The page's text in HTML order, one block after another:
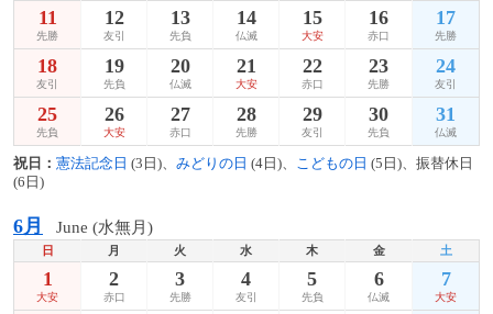
11
先勝
12
友引
13
先負
14
仏滅
15
大安
16
赤口
17
先勝
18
友引
19
先負
20
仏滅
21
大安
22
赤口
23
先勝
24
友引
25
先負
26
大安
27
赤口
28
先勝
29
友引
30
先負
31
仏滅
祝日： 憲法記念日 (3日)、 みどりの日 (4日)、 こどもの日 (5日)、振替休日
(6日)
6月 June (水無月)
日 月 火 水 木 金 土
1
大安
2
赤口
3
先勝
4
友引
5
先負
6
仏滅
7
大安